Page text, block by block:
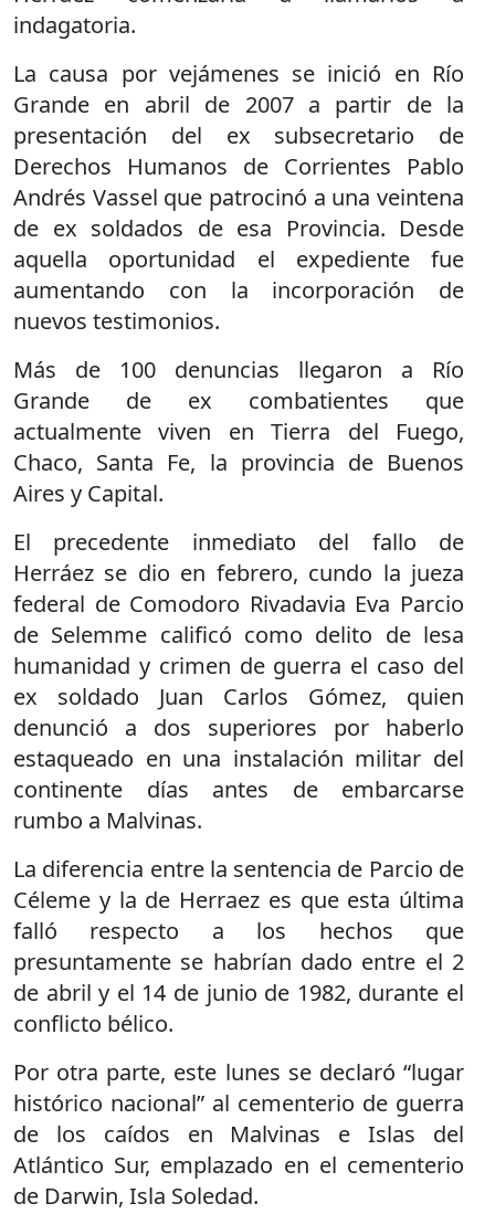
indagatoria.
La causa por vejámenes se inició en Río
Grande en abril de 2007 a partir de la
presentación del ex subsecretario de
Derechos Humanos de Corrientes Pablo
Andrés Vassel que patrocinó a una veintena
de ex soldados de esa Provincia. Desde
aquella oportunidad el expediente fue
aumentando con la incorporación de
nuevos testimonios.
Más de 100 denuncias llegaron a Río
Grande de ex combatientes que
actualmente viven en Tierra del Fuego,
Chaco, Santa Fe, la provincia de Buenos
Aires y Capital.
El precedente inmediato del fallo de
Herráez se dio en febrero, cundo la jueza
federal de Comodoro Rivadavia Eva Parcio
de Selemme calificó como delito de lesa
humanidad y crimen de guerra el caso del
ex soldado Juan Carlos Gómez, quien
denunció a dos superiores por haberlo
estaqueado en una instalación militar del
continente días antes de embarcarse
rumbo a Malvinas.
La diferencia entre la sentencia de Parcio de
Céleme y la de Herraez es que esta última
falló respecto a los hechos que
presuntamente se habrían dado entre el 2
de abril y el 14 de junio de 1982, durante el
conflicto bélico.
Por otra parte, este lunes se declaró “lugar
histórico nacional” al cementerio de guerra
de los caídos en Malvinas e Islas del
Atlántico Sur, emplazado en el cementerio
de Darwin, Isla Soledad.